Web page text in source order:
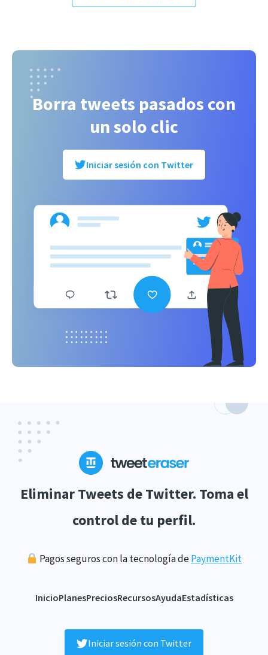
Borra tweets pasados con
un solo clic
Iniciar sesión con Twitter
Eliminar Tweets de Twitter. Toma el
control de tu perfil.
Pagos seguros con la tecnología dePaymentKit
InicioPlanesPreciosRecursosAyudaEstadísticas
Iniciar sesión con Twitter